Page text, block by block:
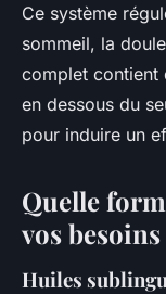
Ce système
sommeil, la
complet contient
en dessous du
pour induire un
Quelle
vos besoins
Huiles